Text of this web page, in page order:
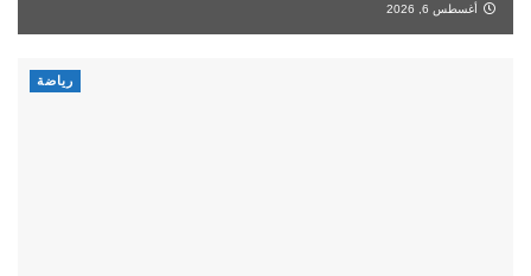
أغسطس 6, 2026
رياضة